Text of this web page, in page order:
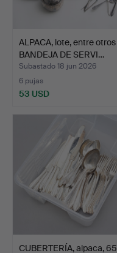
ALPACA, lote, entre otros
BANDEJA DE SERVI…
Subastado 18 jun 2026
6 pujas
53 USD
CUBERTERÍA, alpaca, 65